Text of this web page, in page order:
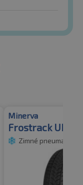
Minerva
Frostrack UHP
Zimné pneumatiky